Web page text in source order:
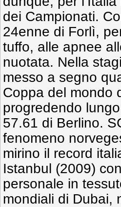
dei Campionati.
24enne di Forlì,
tuffo, alle apnee
nuotata. Nella
messo a segno
Coppa del mondo
progredendo
57.61 di Berlino.
fenomeno
mirino il record
Istanbul (2009)
personale in
mondiali di Dubai,